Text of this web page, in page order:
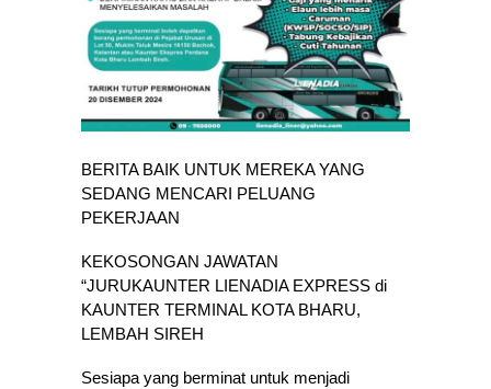
BERITA BAIK UNTUK MEREKA YANG
SEDANG MENCARI PELUANG
PEKERJAAN
KEKOSONGAN JAWATAN
“JURUKAUNTER LIENADIA EXPRESS di
KAUNTER TERMINAL KOTA BHARU,
LEMBAH SIREH
Sesiapa yang berminat untuk menjadi